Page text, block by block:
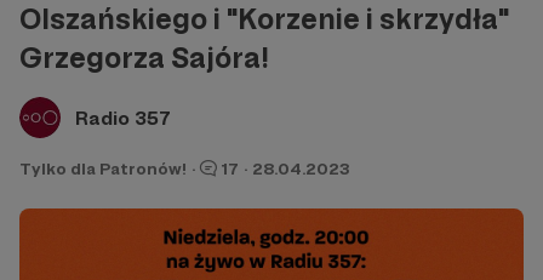
Olszańskiego i "Korzenie i skrzydła"
Grzegorza Sajóra!
Radio 357
Tylko dla Patronów! · 17 · 28.04.2023